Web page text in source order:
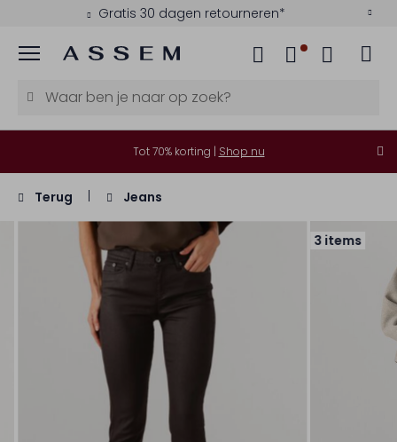
Gratis 30 dagen retourneren*
Menu
Tot 70% korting | Shop nu
Terug Jeans
3 items